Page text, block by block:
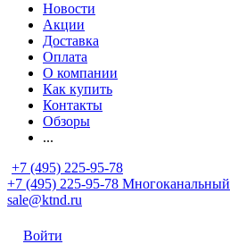
Новости
Акции
Доставка
Оплата
О компании
Как купить
Контакты
Обзоры
...
+7 (495) 225-95-78
+7 (495) 225-95-78 Многоканальный
sale@ktnd.ru
Войти